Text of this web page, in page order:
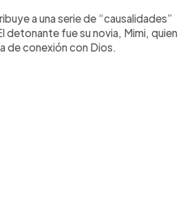
a una serie de “causalidades”
detonante fue su novia, Mimi, quien
de conexión con Dios.